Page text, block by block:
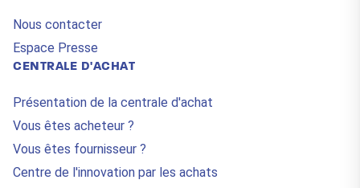
Nous contacter
Espace Presse
CENTRALE D'ACHAT
Présentation de la centrale d'achat
Vous êtes acheteur ?
Vous êtes fournisseur ?
Centre de l'innovation par les achats